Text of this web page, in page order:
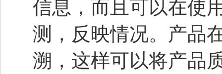
信息，而且可以在使
测，反映情况。产品
溯，这样可以将产品